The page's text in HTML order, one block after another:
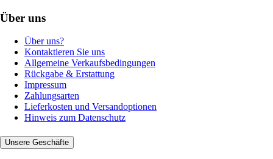
Über uns
Über uns?
Kontaktieren Sie uns
Allgemeine Verkaufsbedingungen
Rückgabe & Erstattung
Impressum
Zahlungsarten
Lieferkosten und Versandoptionen
Hinweis zum Datenschutz
Unsere Geschäfte